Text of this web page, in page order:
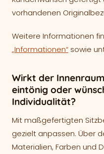
vorhandenen
Weitere Informationen
„Informationen“ sowie
Wirkt der
eintönig oder
Individualität?
Mit maßgefertigten
gezielt anpassen. Über
Materialien, Farben und